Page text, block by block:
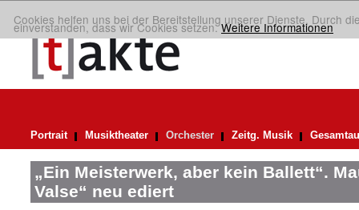
Cookies helfen uns bei der Bereitstellung unserer Dienste. Durch
einverstanden, dass wir Cookies setzen.Weitere Informationen
Portrait Musiktheater Orchester Zeitg. Musik
„Ein Meisterwerk, aber kein Ballett“.
Valse“ neu ediert